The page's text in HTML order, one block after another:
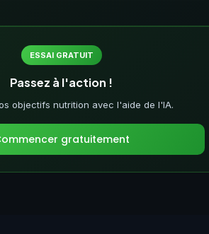
ESSAI GRATUIT
Passez à l'action !
objectifs nutrition avec l'aide de l'IA.
gratuitement